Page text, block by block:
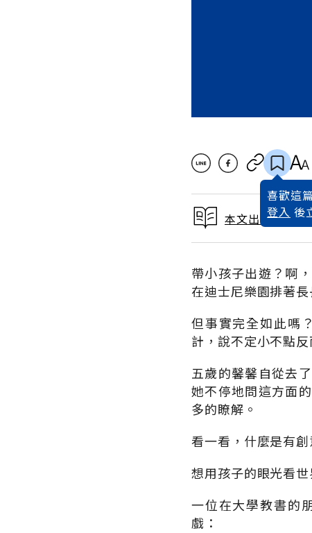
喜歡這
登入 後
本文出自 1998
帶小孩子出遊？啊
在迪士尼樂園排著
但事實完全如此嗎
計，說不定小不點
五歲的馨馨自從去
她不停地問這方面
多的瞭解。
看一看，什麼是有創
想用孩子的眼光看
一位在大學教書的
戲：